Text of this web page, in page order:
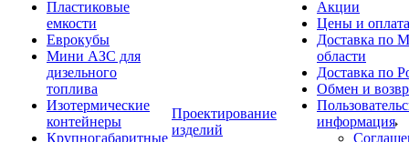
Пластиковые
емкости
Еврокубы
Мини АЗС для
дизельного
топлива
Изотермические
контейнеры
Крупногабаритные
Проектирование
изделий
Акции
Цены и оплата
Доставка по
области
Доставка по
Обмен и
информация